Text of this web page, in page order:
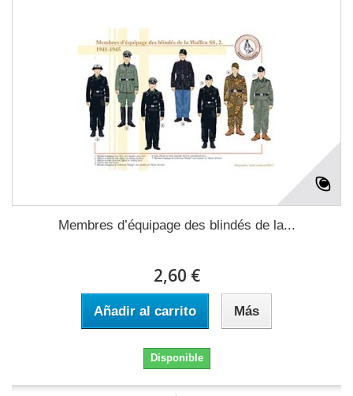
Membres d’équipage des blindés de la...
2,60 €
Añadir al carrito Más
Disponible